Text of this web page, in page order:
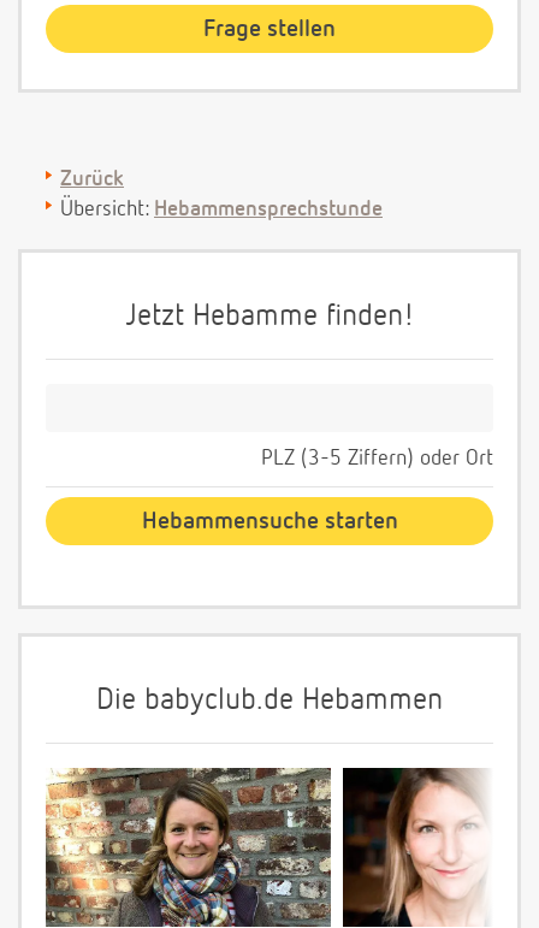
Zurück
Übersicht: Hebammensprechstunde
Jetzt Hebamme finden!
PLZ (3-5 Ziffern) oder Ort
Die babyclub.de Hebammen